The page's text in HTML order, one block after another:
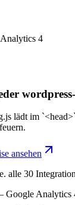
4
lädt im
ansehen
alle 30
Google Analytics